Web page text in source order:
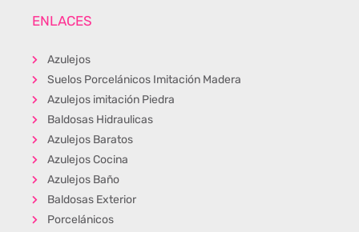
ENLACES
Azulejos
Suelos Porcelánicos Imitación Madera
Azulejos imitación Piedra
Baldosas Hidraulicas
Azulejos Baratos
Azulejos Cocina
Azulejos Baño
Baldosas Exterior
Porcelánicos